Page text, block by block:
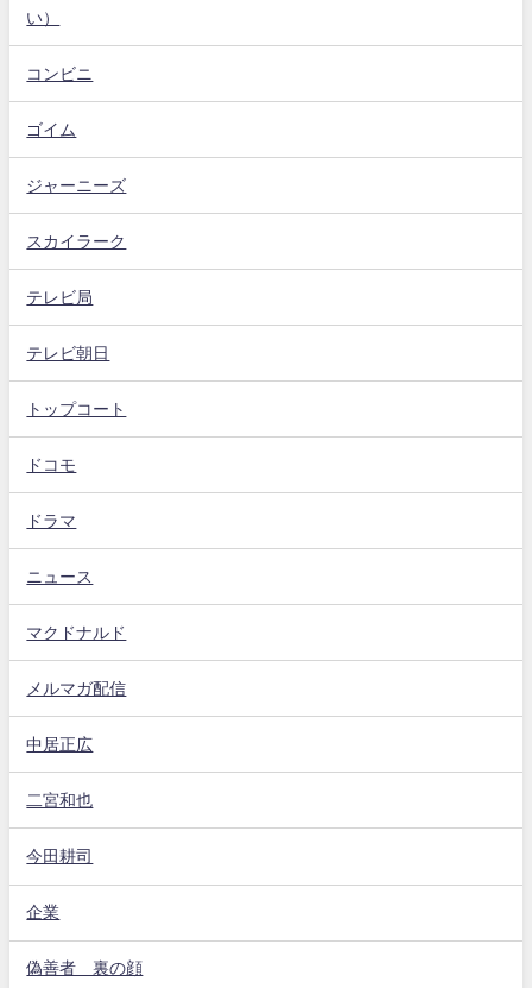
い）
コンビニ
ゴイム
ジャーニーズ
スカイラーク
テレビ局
テレビ朝日
トップコート
ドコモ
ドラマ
ニュース
マクドナルド
メルマガ配信
中居正広
二宮和也
今田耕司
企業
偽善者 裏の顔